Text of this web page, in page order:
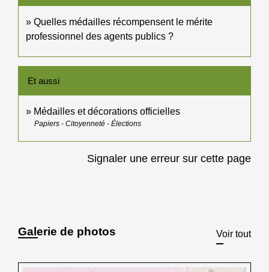
Quelles médailles récompensent le mérite
professionnel des agents publics ?
Et aussi
Médailles et décorations officielles
Papiers - Citoyenneté - Élections
Signaler une erreur sur cette page
Galerie de photos Voir tout